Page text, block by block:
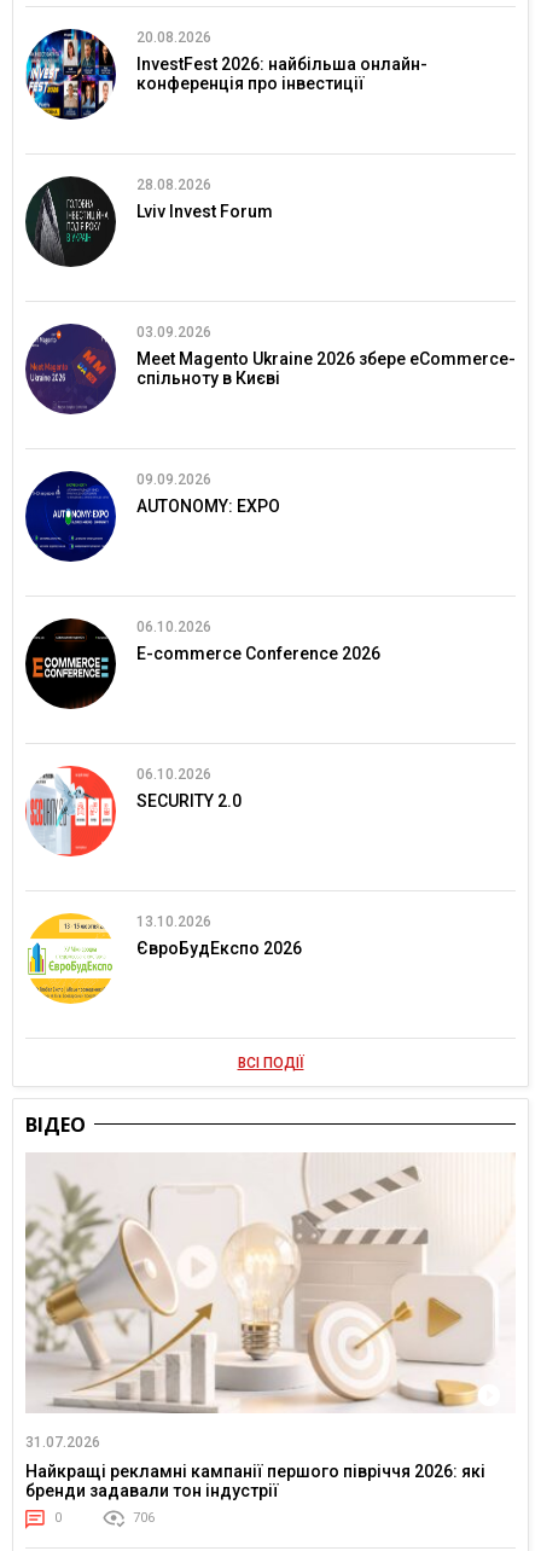
20.08.2026
InvestFest 2026: найбільша онлайн-
конференція про інвестиції
28.08.2026
Lviv Invest Forum
03.09.2026
Meet Magento Ukraine 2026 збере eCommerce-
спільноту в Києві
09.09.2026
AUTONOMY: EXPO
06.10.2026
E-commerce Conference 2026
06.10.2026
SECURITY 2.0
13.10.2026
ЄвроБудЕкспо 2026
ВСІ ПОДІЇ
ВІДЕО
31.07.2026
Найкращі рекламні кампанії першого півріччя 2026: які
бренди задавали тон індустрії
0 706